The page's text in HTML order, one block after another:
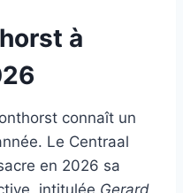
à
connaît un
Le Centraal
en 2026 sa
intitulée Gerard